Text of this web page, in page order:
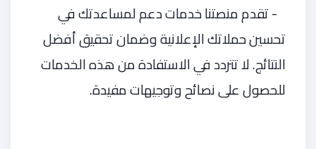
- تقدم منصتنا خدمات دعم لمساعدتك في
تحسين حملاتك الإعلانية وضمان تحقيق أفضل
النتائج. لا تتردد في الاستفادة من هذه الخدمات
للحصول على نصائح وتوجيهات مفيدة.